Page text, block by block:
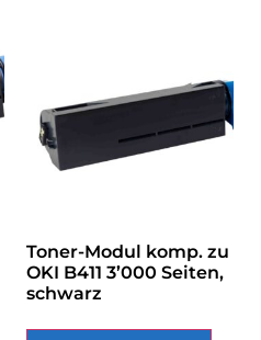
Toner-Modul komp. zu
OKI B411 3’000 Seiten,
schwarz